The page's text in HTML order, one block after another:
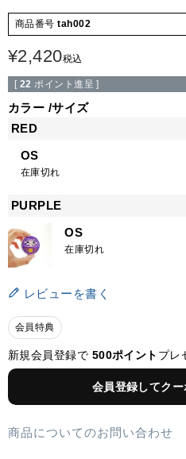
商品番号 tah002
¥2,420税込
[ 22 ポイント進呈 ]
カラー サイズ
RED
OS
在庫切れ
PURPLE
OS
在庫切れ
レビューを書く
会員特典
新規会員登録で 500ポイント プレ
会員登録してク
商品についてのお問い合わせ